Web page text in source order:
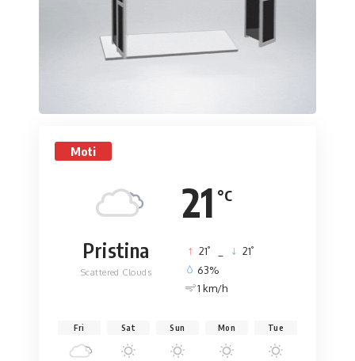
Moti
21 °C
Pristina
Scattered Clouds
21° 21°
63%
1 km/h
Fri Sat Sun Mon Tue